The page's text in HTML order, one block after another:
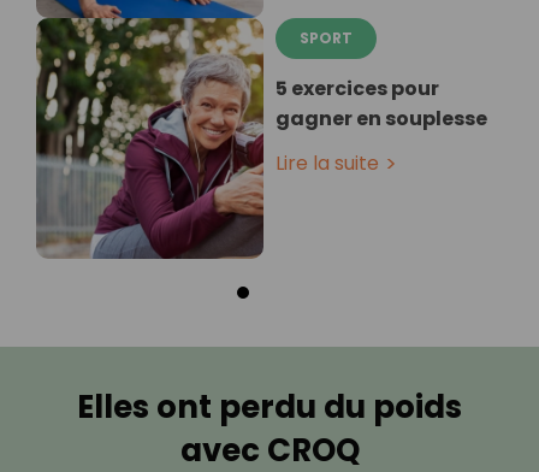
SPORT
5 exercices pour
gagner en souplesse
Lire la suite
Elles ont perdu du poids
avec CROQ